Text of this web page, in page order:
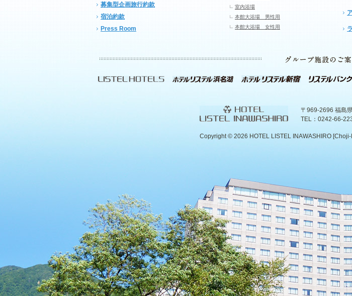
募集型企画旅行約款
宿泊約款
Press Room
室内浴場
本館大浴場 男性用
本館大浴場 女性用
〒969-2696 福島
TEL：0242-66-
Copyright © 2026 HOTEL LISTEL INAWASHIRO